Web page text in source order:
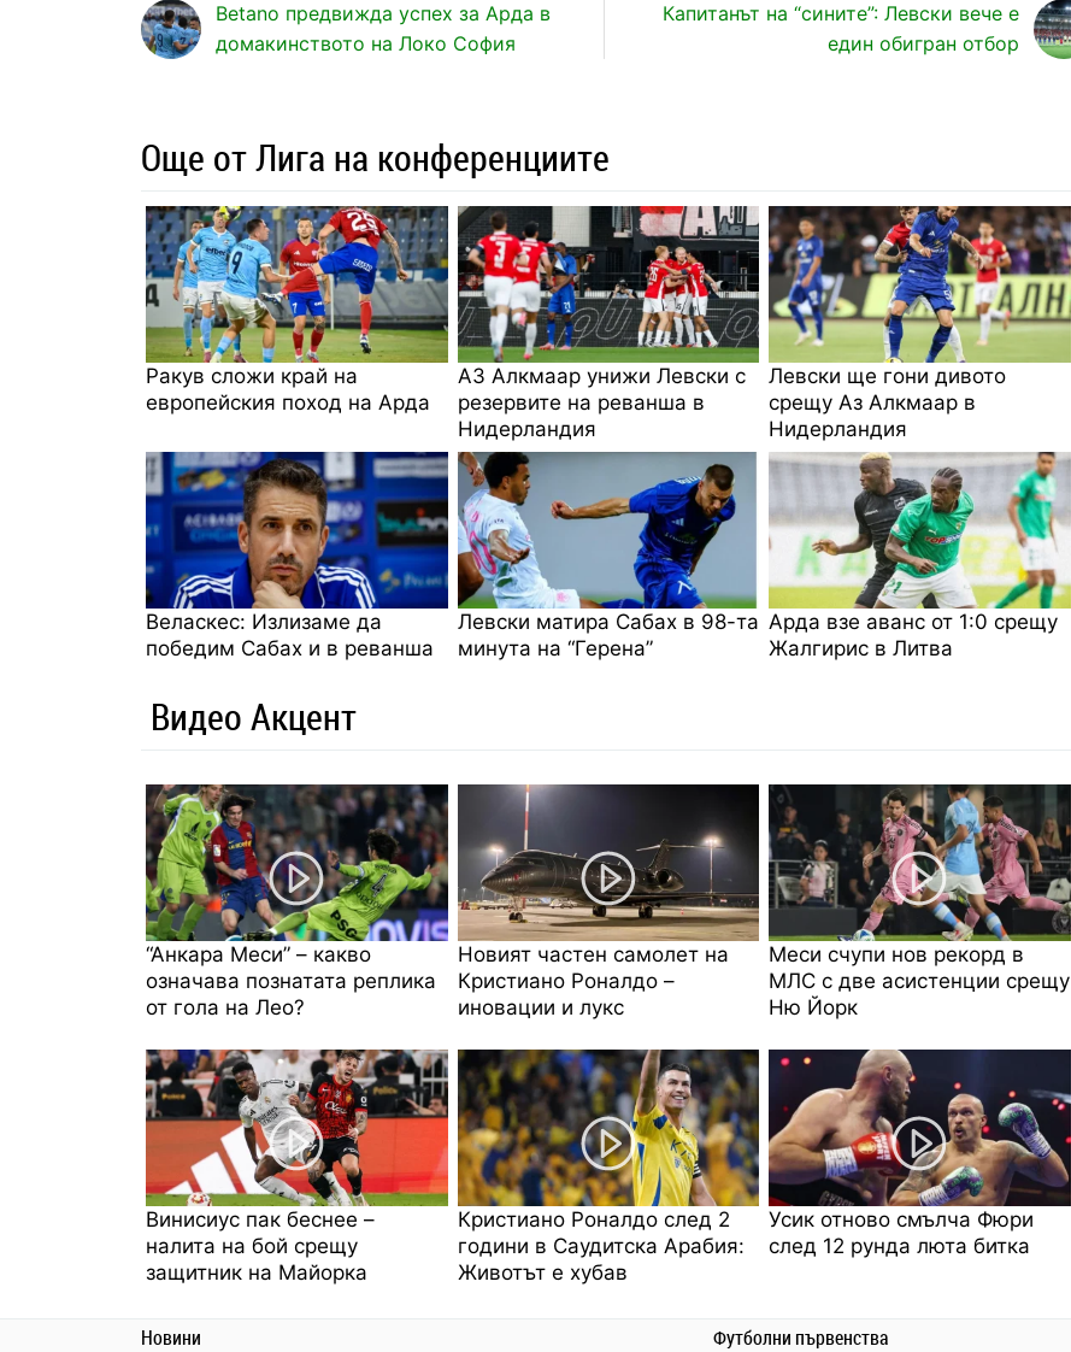
Betano предвижда успех за Арда в
домакинството на Локо София
Капитанът на “сините”: Левски вече е
един обигран отбор
Още от Лига на конференциите
Ракув сложи край на
европейския поход на Арда
АЗ Алкмаар унижи Левски с
резервите на реванша в
Нидерландия
Левски ще гони дивото
срещу Аз Алкмаар в
Нидерландия
Веласкес: Излизаме да
победим Сабах и в реванша
Левски матира Сабах в 98-та
минута на “Герена”
Арда взе аванс от 1:0 срещу
Жалгирис в Литва
Видео Акцент
“Анкара Меси” – какво
означава познатата реплика
от гола на Лео?
Новият частен самолет на
Кристиано Роналдо –
иновации и лукс
Меси счупи нов рекорд в
МЛС с две асистенции срещу
Ню Йорк
Винисиус пак беснее –
налита на бой срещу
защитник на Майорка
Кристиано Роналдо след 2
години в Саудитска Арабия:
Животът е хубав
Усик отново смълча Фюри
след 12 рунда люта битка
Новини Футболни първенства